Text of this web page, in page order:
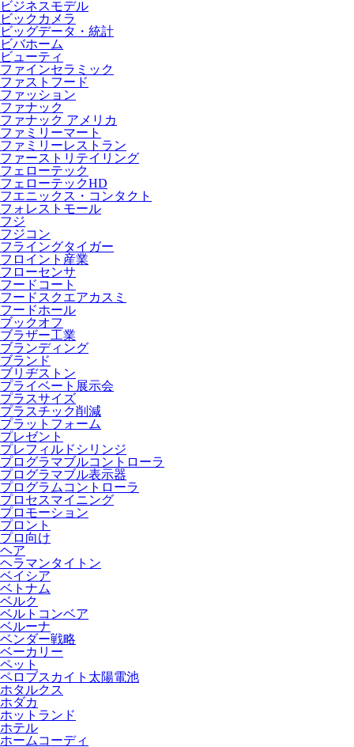
ビジネスモデル
ビックカメラ
ビッグデータ・統計
ビバホーム
ビューティ
ファインセラミック
ファストフード
ファッション
ファナック
ファナック アメリカ
ファミリーマート
ファミリーレストラン
ファーストリテイリング
フェローテック
フェローテックHD
フエニックス・コンタクト
フォレストモール
フジ
フジコン
フライングタイガー
フロイント産業
フローセンサ
フードコート
フードスクエアカスミ
フードホール
ブックオフ
ブラザー工業
ブランディング
ブランド
ブリヂストン
プライベート展示会
プラスサイズ
プラスチック削減
プラットフォーム
プレゼント
プレフィルドシリンジ
プログラマブルコントローラ
プログラマブル表示器
プログラムコントローラ
プロセスマイニング
プロモーション
プロント
プロ向け
ヘア
ヘラマンタイトン
ベイシア
ベトナム
ベルク
ベルトコンベア
ベルーナ
ベンダー戦略
ベーカリー
ペット
ペロブスカイト太陽電池
ホタルクス
ホダカ
ホットランド
ホテル
ホームコーディ